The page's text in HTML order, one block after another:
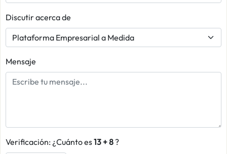
Discutir acerca de
Mensaje
Verificación: ¿Cuánto es13 + 8?